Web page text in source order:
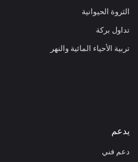
الثروة الحيوانية
تداول بركة
تربية الأحياء المائية والنهر
يدعم
دعم فني